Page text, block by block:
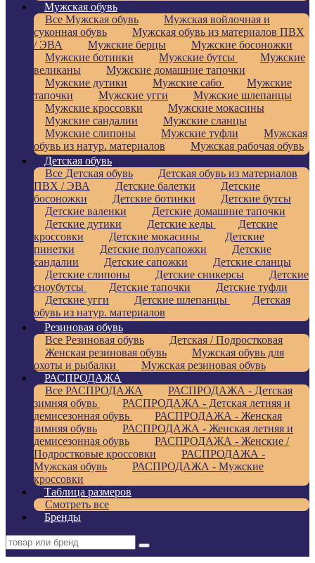
Мужская обувь
Все Мужская обувь
Мужская войлочная и
суконная обувь
Мужская обувь из материалов ПВХ
/ ЭВА
Мужские берцы
Мужские босоножки
Мужские ботинки
Мужские бутсы
Мужские
великаны
Мужские домашние тапочки
Мужские дутики
Мужские сабо
Мужские
тапочки
Мужские угги
Мужские шлепанцы
Мужские кроссовки
Мужские мокасины
Мужские сандалии
Мужские сланцы
Мужские слипоны
Мужские туфли
Мужская
обувь из натур. материалов
Мужская рабочая обувь
Детская обувь
Все Детская обувь
Детская обувь из материалов
ПВХ / ЭВА
Детские балетки
Детские
босоножки
Детские ботинки
Детские бутсы
Детские валенки
Детские домашние тапочки
Детские дутики
Детские кеды
Детские
кроссовки
Детские мокасины
Детские
пинетки
Детские полусапожки
Детские
сандалии
Детские сапожки
Детские сланцы
Детские слипоны
Детские сникерсы
Детские
сноубутсы
Детские тапочки
Детские туфли
Детские угги
Детские шлепанцы
Детская
обувь из натур. материалов
Резиновая обувь
Все Резиновая обувь
Детская / Подростковая
Женская резиновая обувь
Мужская обувь для
охоты и рыбалки
Мужская резиновая обувь
РАСПРОДАЖА
Все РАСПРОДАЖА
РАСПРОДАЖА - Детская
зимняя обувь
РАСПРОДАЖА - Детская летняя и
демисезонная обувь
РАСПРОДАЖА - Женская
зимняя обувь
РАСПРОДАЖА - Женская летняя и
демисезонная обувь
РАСПРОДАЖА - Женские /
Подростковые кроссовки
РАСПРОДАЖА -
Мужская обувь
РАСПРОДАЖА - Мужские
кроссовки
Таблица размеров
Смотреть все
Бренды